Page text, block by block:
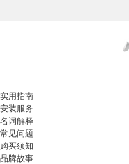
实用指南
安装服务
名词解释
常见问题
购买须知
品牌故事